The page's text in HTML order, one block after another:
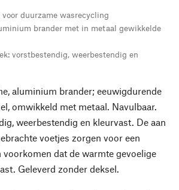
duurzame wasrecycling
brander met in metaal gewikkelde
vorstbestendig, weerbestendig en
aluminium brander; eeuwigdurende
omwikkeld met metaal. Navulbaar.
weerbestendig en kleurvast. De aan
voetjes zorgen voor een
voorkomen dat de warmte gevoelige
Geleverd zonder deksel.